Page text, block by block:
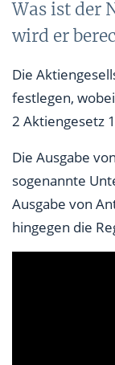
Was ist der
wird er
Die
festlegen,
2 Aktiengesetz
Die Ausgabe
sogenannte
Ausgabe von
hingegen die